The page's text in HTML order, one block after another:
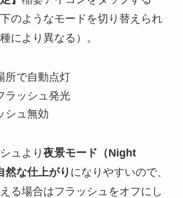
のようなモードを切り替えられ
により異なる）。
所で自動点灯
ラッシュ発光
シュ無効
ュより 夜景モード（Night
な仕上がり になりやすいので、
る場合はフラッシュをオフにし